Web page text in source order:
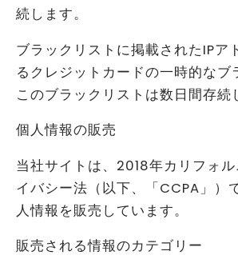
続します。
ブラックリストに掲載されたIPア
るクレジットカードの一時的なブ
このブラックリストは数日間存続
個人情報の販売
当社サイトは、2018年カリフォ
イバシー法（以下、「CCPA」）
人情報を販売しています。
販売される情報のカテゴリー